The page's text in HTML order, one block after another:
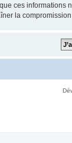
ces
la